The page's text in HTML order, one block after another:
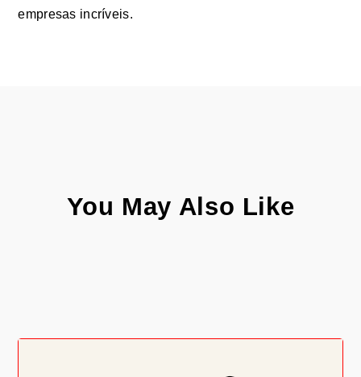
empresas incríveis.
You May Also Like